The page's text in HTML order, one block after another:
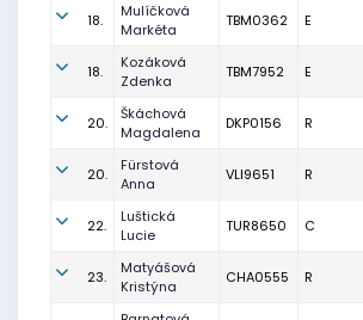
18.
Mulíčková
Markéta
TBM0362 E
18.
Kozáková
Zdenka
TBM7952 E
20.
Škáchová
Magdalena
DKP0156 R
20.
Fürstová
Anna
VLI9651 R
22.
Luštická
Lucie
TUR8650 C
23.
Matyášová
Kristýna
CHA0555 R